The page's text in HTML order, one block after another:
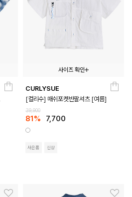
사이즈 확인
110120
CURLYSUE
[컬리수] 매쉬포켓반팔셔츠 [여름]
39,900
81% 7,700
사은품 신상